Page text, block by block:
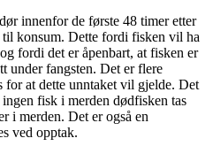
innenfor de første 48 timer etter
konsum. Dette fordi fisken vil ha
fordi det er åpenbart, at fisken er
under fangsten. Det er flere
for at dette unntaket vil gjelde. Det
fisk i merden dødfisken tas
i merden. Det er også en
ved opptak.